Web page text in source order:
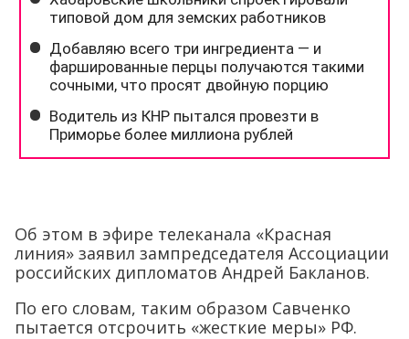
Об этом в эфире телеканала «Красная
линия» заявил зампредседателя Ассоциации
российских дипломатов Андрей Бакланов.
По его словам, таким образом Савченко
пытается отсрочить «жесткие меры» РФ.